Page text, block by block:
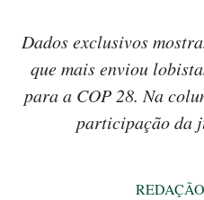
Dados exclusivos
que mais enviou
para a COP 28. Na
participação da